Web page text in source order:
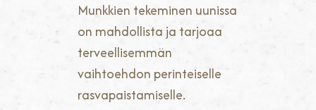
Munkkien tekeminen uunissa
on mahdollista ja tarjoaa
terveellisemmän
vaihtoehdon perinteiselle
rasvapaistamiselle.